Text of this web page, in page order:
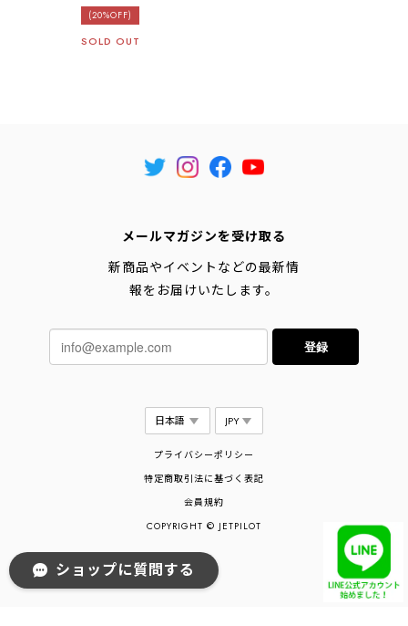
(20%OFF)
SOLD OUT
メールマガジンを受け取る
新商品やイベントなどの最新情
報をお届けいたします。
登録
プライバシーポリシー
特定商取引法に基づく表記
会員規約
COPYRIGHT © JETPILOT
ショップに質問する